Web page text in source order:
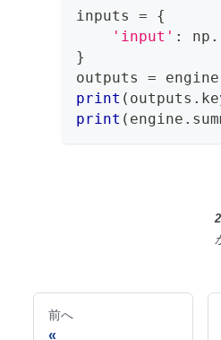
inputs =
{
'input' : np .
}
outputs = engine
print ( outputs .
print ( engine .
前へ